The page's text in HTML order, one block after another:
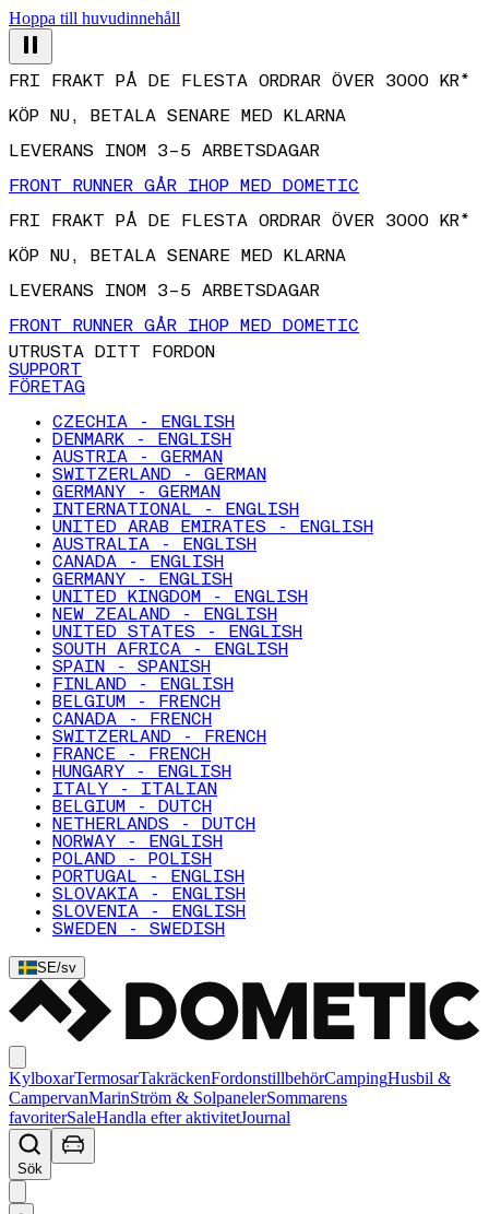
Hoppa till huvudinnehåll
FRI FRAKT PÅ DE FLESTA ORDRAR ÖVER 3000 KR*
KÖP NU, BETALA SENARE MED KLARNA
LEVERANS INOM 3–5 ARBETSDAGAR
FRONT RUNNER GÅR IHOP MED DOMETIC
FRI FRAKT PÅ DE FLESTA ORDRAR ÖVER 3000 KR*
KÖP NU, BETALA SENARE MED KLARNA
LEVERANS INOM 3–5 ARBETSDAGAR
FRONT RUNNER GÅR IHOP MED DOMETIC
UTRUSTA DITT FORDON
SUPPORT
FÖRETAG
CZECHIA - ENGLISH
DENMARK - ENGLISH
AUSTRIA - GERMAN
SWITZERLAND - GERMAN
GERMANY - GERMAN
INTERNATIONAL - ENGLISH
UNITED ARAB EMIRATES - ENGLISH
AUSTRALIA - ENGLISH
CANADA - ENGLISH
GERMANY - ENGLISH
UNITED KINGDOM - ENGLISH
NEW ZEALAND - ENGLISH
UNITED STATES - ENGLISH
SOUTH AFRICA - ENGLISH
SPAIN - SPANISH
FINLAND - ENGLISH
BELGIUM - FRENCH
CANADA - FRENCH
SWITZERLAND - FRENCH
FRANCE - FRENCH
HUNGARY - ENGLISH
ITALY - ITALIAN
BELGIUM - DUTCH
NETHERLANDS - DUTCH
NORWAY - ENGLISH
POLAND - POLISH
PORTUGAL - ENGLISH
SLOVAKIA - ENGLISH
SLOVENIA - ENGLISH
SWEDEN - SWEDISH
SE/sv
KylboxarTermosarTakräckenFordonstillbehörCampingHusbil &
CampervanMarinStröm & SolpanelerSommarens
favoriterSaleHandla efter aktivitetJournal
Sök